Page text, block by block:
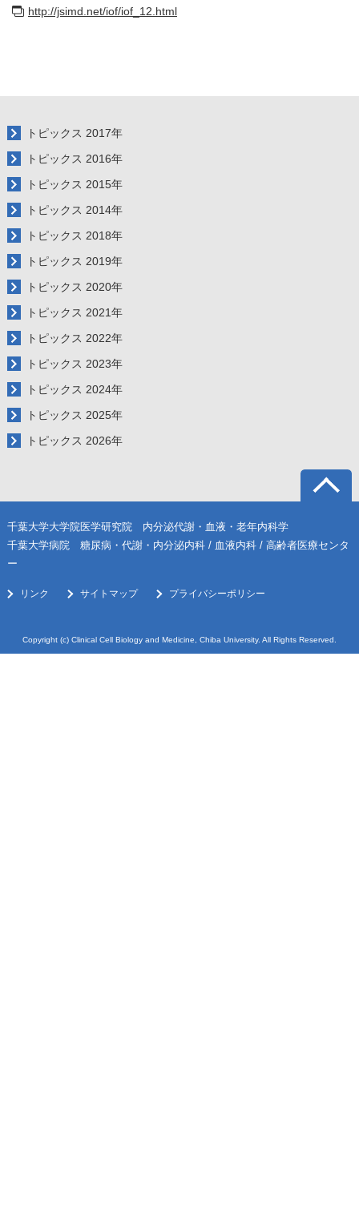
http://jsimd.net/iof/iof_12.html
トピックス 2017年
トピックス 2016年
トピックス 2015年
トピックス 2014年
トピックス 2018年
トピックス 2019年
トピックス 2020年
トピックス 2021年
トピックス 2022年
トピックス 2023年
トピックス 2024年
トピックス 2025年
トピックス 2026年
千葉大学大学院医学研究院 内分泌代謝・血液・老年内科学
千葉大学病院 糖尿病・代謝・内分泌内科 / 血液内科 / 高齢者医療センタ
ー
リンク サイトマップ プライバシーポリシー
Copyright (c) Clinical Cell Biology and Medicine, Chiba University. All Rights Reserved.